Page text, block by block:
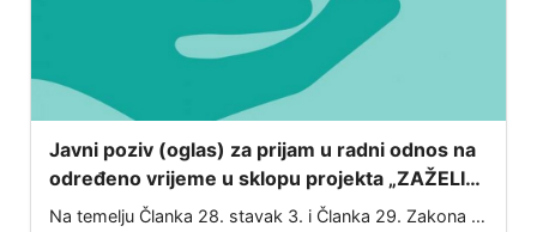
Javni poziv (oglas) za prijam u radni odnos na
određeno vrijeme u sklopu projekta „ZAŽELI–
nisi sam“
Na temelju Članka 28. stavak 3. i Članka 29. Zakona o